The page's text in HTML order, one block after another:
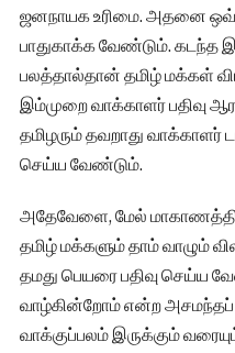
ஜனநாயக உரிமை. அதனை
பாதுகாக்க வேண்டும். கடந்த
பலத்தால்தான் தமிழ் மக்கள்
இம்முறை வாக்காளர் பதிவு
தமிழரும் தவறாது வாக்காளர்
செய்ய வேண்டும்.
அதேவேளை, மேல்
தமிழ் மக்களும் தாம் வாழும்
தமது பெயரை பதிவு செய்ய
வாழ்கின்றோம் என்ற
வாக்குப்பலம் இருக்கும்